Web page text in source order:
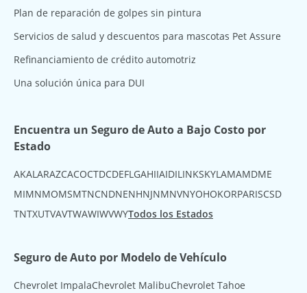
Plan de reparación de golpes sin pintura
Servicios de salud y descuentos para mascotas Pet Assure
Refinanciamiento de crédito automotriz
Una solución única para DUI
Encuentra un Seguro de Auto a Bajo Costo por
Estado
AKALARAZCACOCTDCDEFLGAHIIAIDILINKSKYLAMAMDME
MIMNMOMSMTNCNDNENHNJNMNVNYOHOKORPARISCSD
TNTXUTVAVTWAWIWVWYTodos los Estados
Seguro de Auto por Modelo de Vehículo
Chevrolet ImpalaChevrolet MalibuChevrolet Tahoe